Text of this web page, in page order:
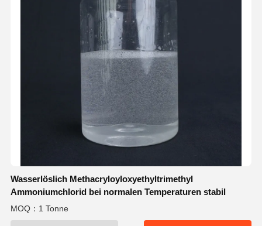
Wasserlöslich Methacryloyloxyethyltrimethyl
Ammoniumchlorid bei normalen Temperaturen stabil
MOQ：1 Tonne